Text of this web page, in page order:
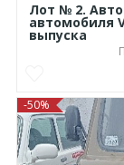
Лот № 2.
автомобиля
выпуска
-50%